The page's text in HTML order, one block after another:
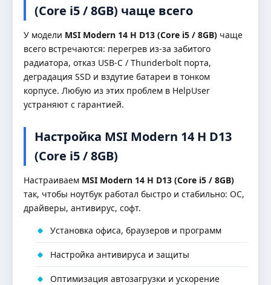
(Core i5 / 8GB) чаще всего
У модели MSI Modern 14 H D13 (Core i5 / 8GB) чаще
всего встречаются: перегрев из-за забитого
радиатора, отказ USB-C / Thunderbolt порта,
деградация SSD и вздутие батареи в тонком
корпусе. Любую из этих проблем в HelpUser
устраняют с гарантией.
Настройка MSI Modern 14 H D13
(Core i5 / 8GB)
Настраиваем MSI Modern 14 H D13 (Core i5 / 8GB)
так, чтобы ноутбук работал быстро и стабильно: ОС,
драйверы, антивирус, софт.
Установка офиса, браузеров и программ
Настройка антивируса и защиты
Оптимизация автозагрузки и ускорение